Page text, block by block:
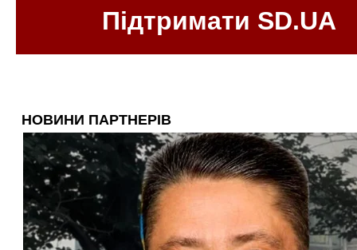
Підтримати SD.UA